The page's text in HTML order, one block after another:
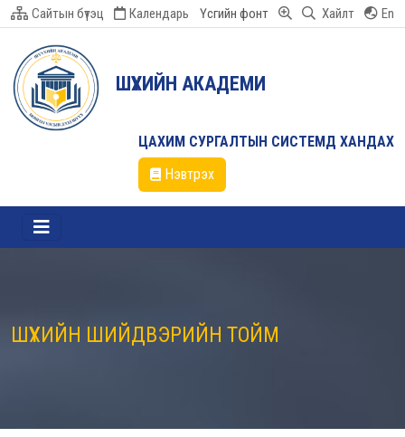
Сайтын бүтэц Календарь Үсгийн фонт Хайлт En
ШҮҮХИЙН АКАДЕМИ
ЦАХИМ СУРГАЛТЫН СИСТЕМД ХАНДАХ
Нэвтрэх
ШҮҮХИЙН ШИЙДВЭРИЙН ТОЙМ